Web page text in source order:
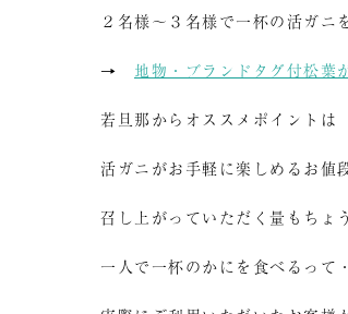
２名様～３名様で一杯の活ガニ
→ 地物・ブランドタグ付松葉
若旦那からオススメポイントは
活ガニがお手軽に楽しめるお値
召し上がっていただく量もちょ
一人で一杯のかにを食べるって